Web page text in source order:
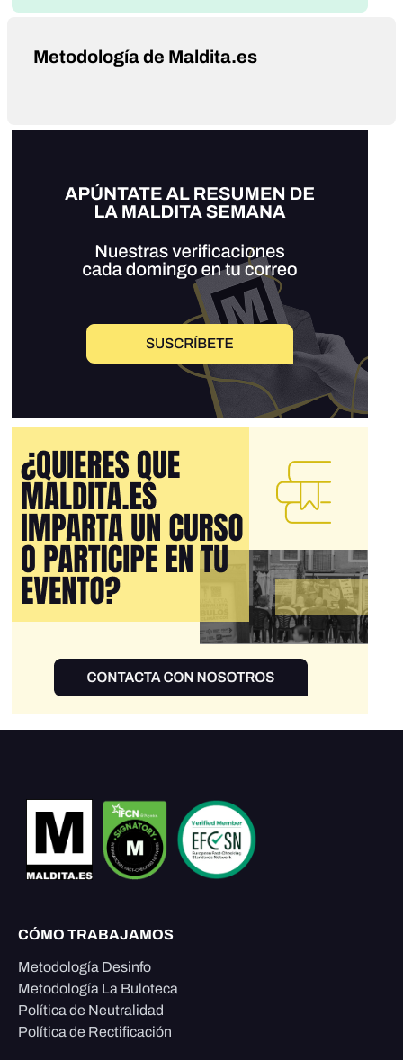
Metodología de Maldita.es
CÓMO TRABAJAMOS
Metodología Desinfo
Metodología La Buloteca
Política de Neutralidad
Política de Rectificación